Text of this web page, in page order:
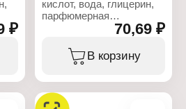
₽
кислот, вода, глицерин,
парфюмерная
композиция (в т.ч.
линалоол, лимонен,
гексилциннамаль,
стабилизатор,
70,69 ₽
В корзину